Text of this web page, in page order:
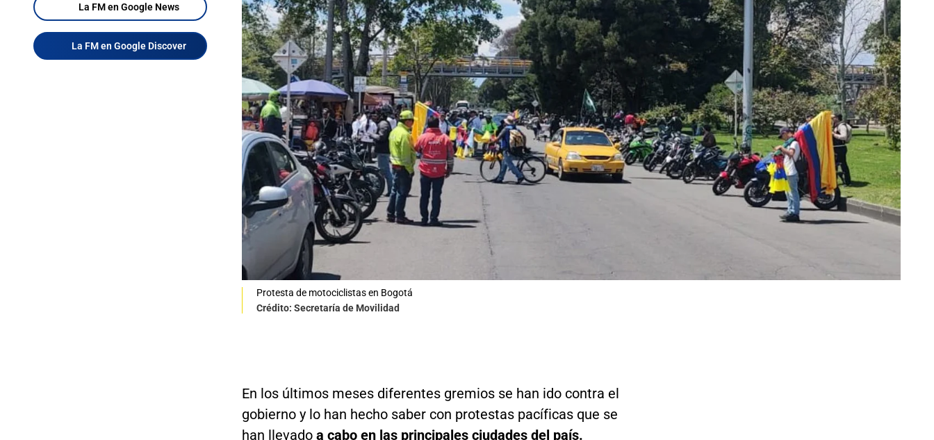
La FM en Google News
La FM en Google Discover
Protesta de motociclistas en Bogotá
Crédito: Secretaría de Movilidad
En los últimos meses diferentes gremios se han ido contra el
gobierno y lo han hecho saber con protestas pacíficas que se
han llevado a cabo en las principales ciudades del país.